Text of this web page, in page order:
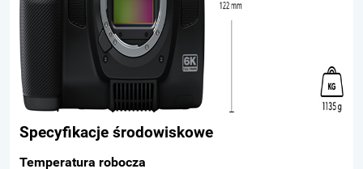
Specyfikacje środowiskowe
Temperatura robocza